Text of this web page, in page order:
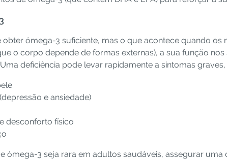
ómega-3 suficiente, mas o que acontece quando
o corpo depende de formas externas), a sua função
deficiência pode levar rapidamente a sintomas
e ansiedade)
desconforto físico
ómega-3 seja rara em adultos saudáveis, assegurar